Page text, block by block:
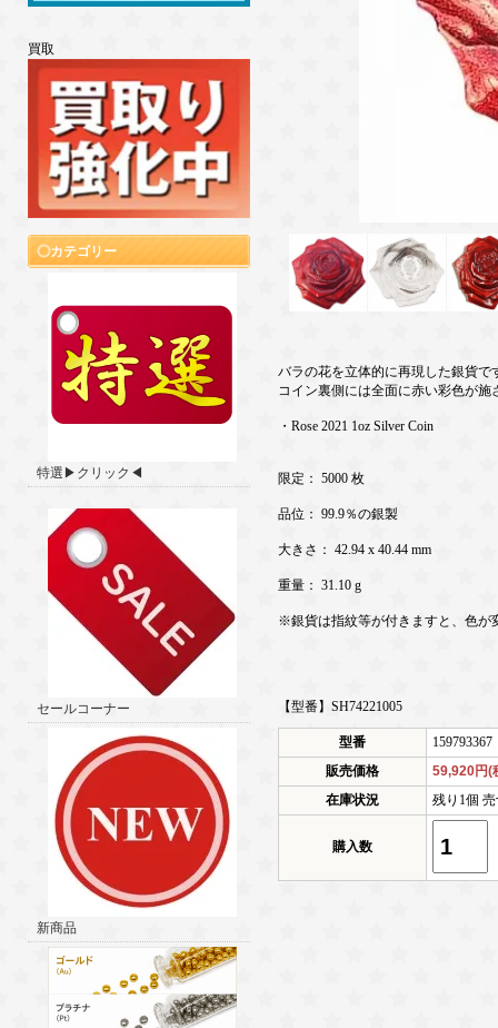
買取
カテゴリー
特選▶クリック◀
セールコーナー
新商品
バラの花を立体的に再現した銀貨で
コイン裏側には全面に赤い彩色が施
・Rose 2021 1oz Silver Coin
限定： 5000 枚
品位： 99.9％の銀製
大きさ： 42.94 x 40.44 mm
重量： 31.10 g
※銀貨は指紋等が付きますと、色が
【型番】SH74221005
型番
159793367
販売価格
59,920円(
在庫状況
残り1個
購入数